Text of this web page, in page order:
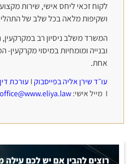
רוצים להבין אם יש לכם
לקוח זכאי ליחס אישי, שירות
ושקיפות מלאה בכל שלב של
המשרד משלב ניסיון רב במקרקעין,
ובנייה ומומחיות במיסוי מקרקעין-
אחת.
עו״ד שירן אליה בפייסבוק עורכת
I מייל אישי:
office@www.eliya.law